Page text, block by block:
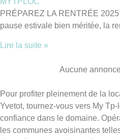
PRÉPAREZ LA RENTRÉE
pause estivale bien méritée, la
Lire la suite »
Aucune
Pour profiter pleinement de la
Yvetot, tournez-vous vers My
confiance dans le domaine.
les communes avoisinantes